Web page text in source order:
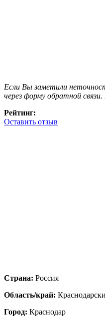
Если Вы заметили
через форму обратной
Рейтинг:
Оставить отзыв
Страна: Россия
Область/край:
Город: Краснодар